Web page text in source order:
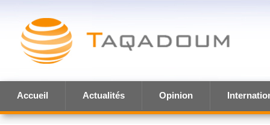
Accueil Actualités Opinion